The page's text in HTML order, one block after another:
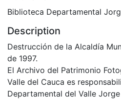
Biblioteca Departamental
Description
Destrucción de la Alcaldía
de 1997.
El Archivo del Patrimonio
Valle del Cauca es
Departamental del Valle